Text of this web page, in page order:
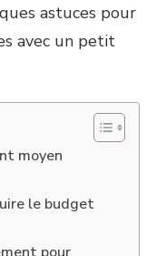
astuces pour
avec un petit
moyen
le budget